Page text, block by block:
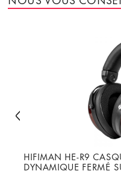
HIFIMAN HE-R9
DYNAMIQUE FERMÉ